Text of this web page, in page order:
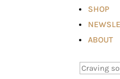
SHOP
ABOUT